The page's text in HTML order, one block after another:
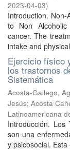
2023-04-03)
Introduction.
to Non Alcoholic
cancer. The
intake and
Ejercicio físico
los trastornos
Sistemática
Acosta-Gallego,
Jesús; Acosta
Latinoamericana
Introducción. Los
son una
y psicosocial.